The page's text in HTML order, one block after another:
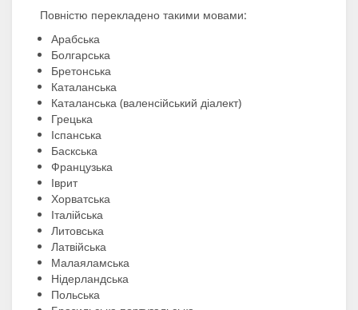
Повністю перекладено такими мовами:
Арабська
Болгарська
Бретонська
Каталанська
Каталанська (валенсійський діалект)
Грецька
Іспанська
Баскська
Французька
Іврит
Хорватська
Італійська
Литовська
Латвійська
Малаяламська
Нідерландська
Польська